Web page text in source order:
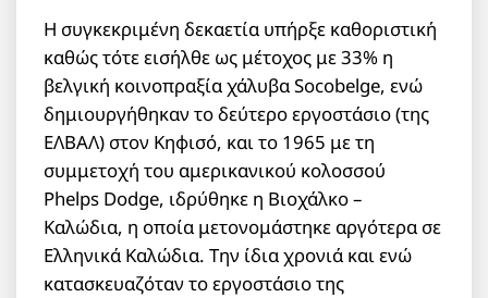
Η συγκεκριμένη δεκαετία υπήρξε καθοριστική
καθώς τότε εισήλθε ως μέτοχος με 33% η
βελγική κοινοπραξία χάλυβα Socobelge, ενώ
δημιουργήθηκαν το δεύτερο εργοστάσιο (της
ΕΛΒΑΛ) στον Κηφισό, και το 1965 με τη
συμμετοχή του αμερικανικού κολοσσού
Phelps Dodge, ιδρύθηκε η Βιοχάλκο –
Καλώδια, η οποία μετονομάστηκε αργότερα σε
Ελληνικά Καλώδια. Την ίδια χρονιά και ενώ
κατασκευαζόταν το εργοστάσιο της